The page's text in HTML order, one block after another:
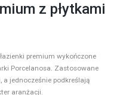
z płytkami
premium wykończone
Porcelanosa. Zastosowane
a jednocześnie podkreślają
aranżacji.